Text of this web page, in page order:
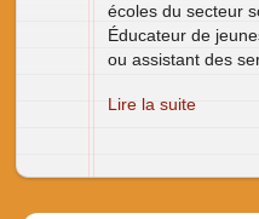
écoles du secteur
Éducateur de
ou assistant des
Lire la suite